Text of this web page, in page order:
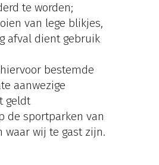
te worden;
van lege blikjes,
afval dient gebruik
bestemde
aanwezige
geldt
de sportparken van
waar wij te gast zijn.